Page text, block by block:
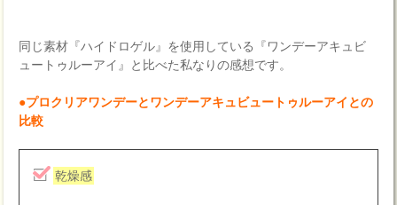
同じ素材『ハイドロゲル』を使用している『ワンデーアキュビ
ュートゥルーアイ』と比べた私なりの感想です。
●プロクリアワンデーとワンデーアキュビュートゥルーアイとの
比較
乾燥感